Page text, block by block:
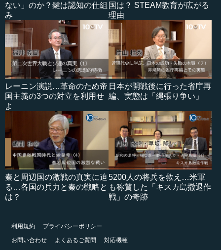
ない」のか？鍵は認知の仕組
み
国は？ STEAM教育が広がる
理由
レーニン演説…革命のため帝
国主義の3つの対立を利用せ
よ
日本が開戦後に行った省庁再
編、実態は「縄張り争い」
秦と周辺国の激戦の真実に迫
る…各国の兵力と秦の戦略と
は？
5200人の将兵を救え…米軍
も称賛した「キスカ島撤退作
戦」の奇跡
利用規約
プライバシーポリシー
お問い合わせ
よくあるご質問
対応機種